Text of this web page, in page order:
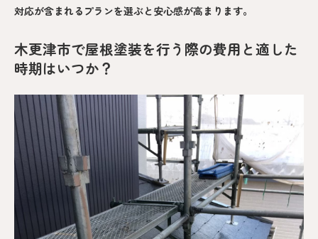
対応が含まれるプランを選ぶと安心感が高まります。
木更津市で屋根塗装を行う際の費用と適した
時期はいつか？